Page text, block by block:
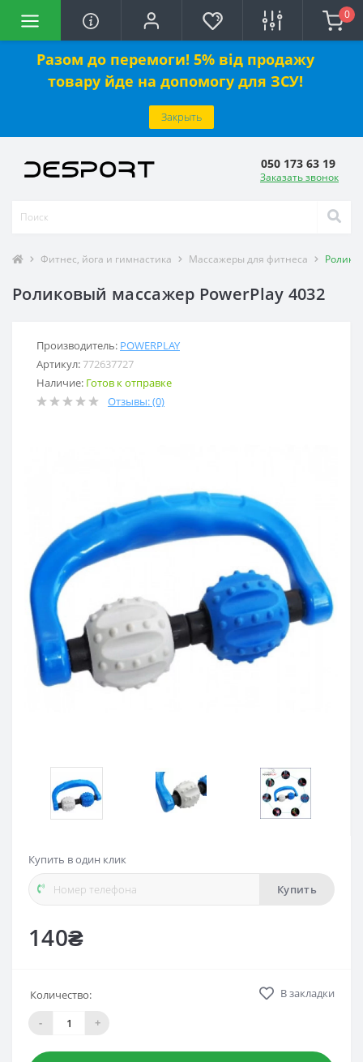
Разом до перемоги! 5% від продажу
товару йде на допомогу для ЗСУ!
Закрыть
0
050 173 63 19
Заказать звонок
Фитнес, йога и гимнастика Массажеры для фитнеса
Роликовый массажер PowerPlay 4032
Производитель: POWERPLAY
Артикул:772637727
Наличие: Готов к отправке
Отзывы: (0)
140₴
Купить в один клик
Купить
Количество:
-
+
В закладки